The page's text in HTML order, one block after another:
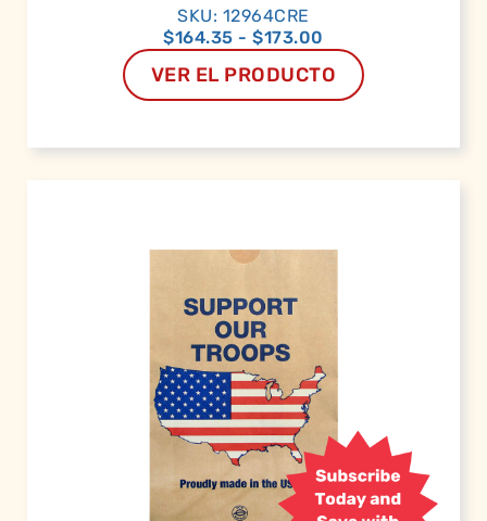
SKU: 12964CRE
$164.35 - $173.00
VER EL PRODUCTO